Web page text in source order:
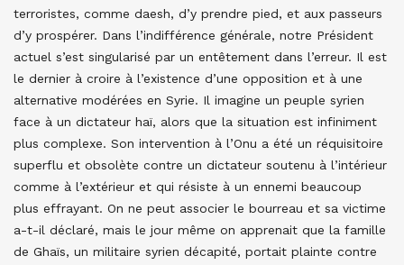
terroristes, comme daesh, d’y prendre pied, et aux passeurs
d’y prospérer. Dans l’indifférence générale, notre Président
actuel s’est singularisé par un entêtement dans l’erreur. Il est
le dernier à croire à l’existence d’une opposition et à une
alternative modérées en Syrie. Il imagine un peuple syrien
face à un dictateur haï, alors que la situation est infiniment
plus complexe. Son intervention à l’Onu a été un réquisitoire
superflu et obsolète contre un dictateur soutenu à l’intérieur
comme à l’extérieur et qui résiste à un ennemi beaucoup
plus effrayant. On ne peut associer le bourreau et sa victime
a-t-il déclaré, mais le jour même on apprenait que la famille
de Ghaïs, un militaire syrien décapité, portait plainte contre